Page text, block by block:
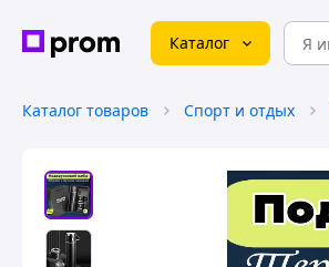
Каталог
Каталог товаров Спорт и отдых